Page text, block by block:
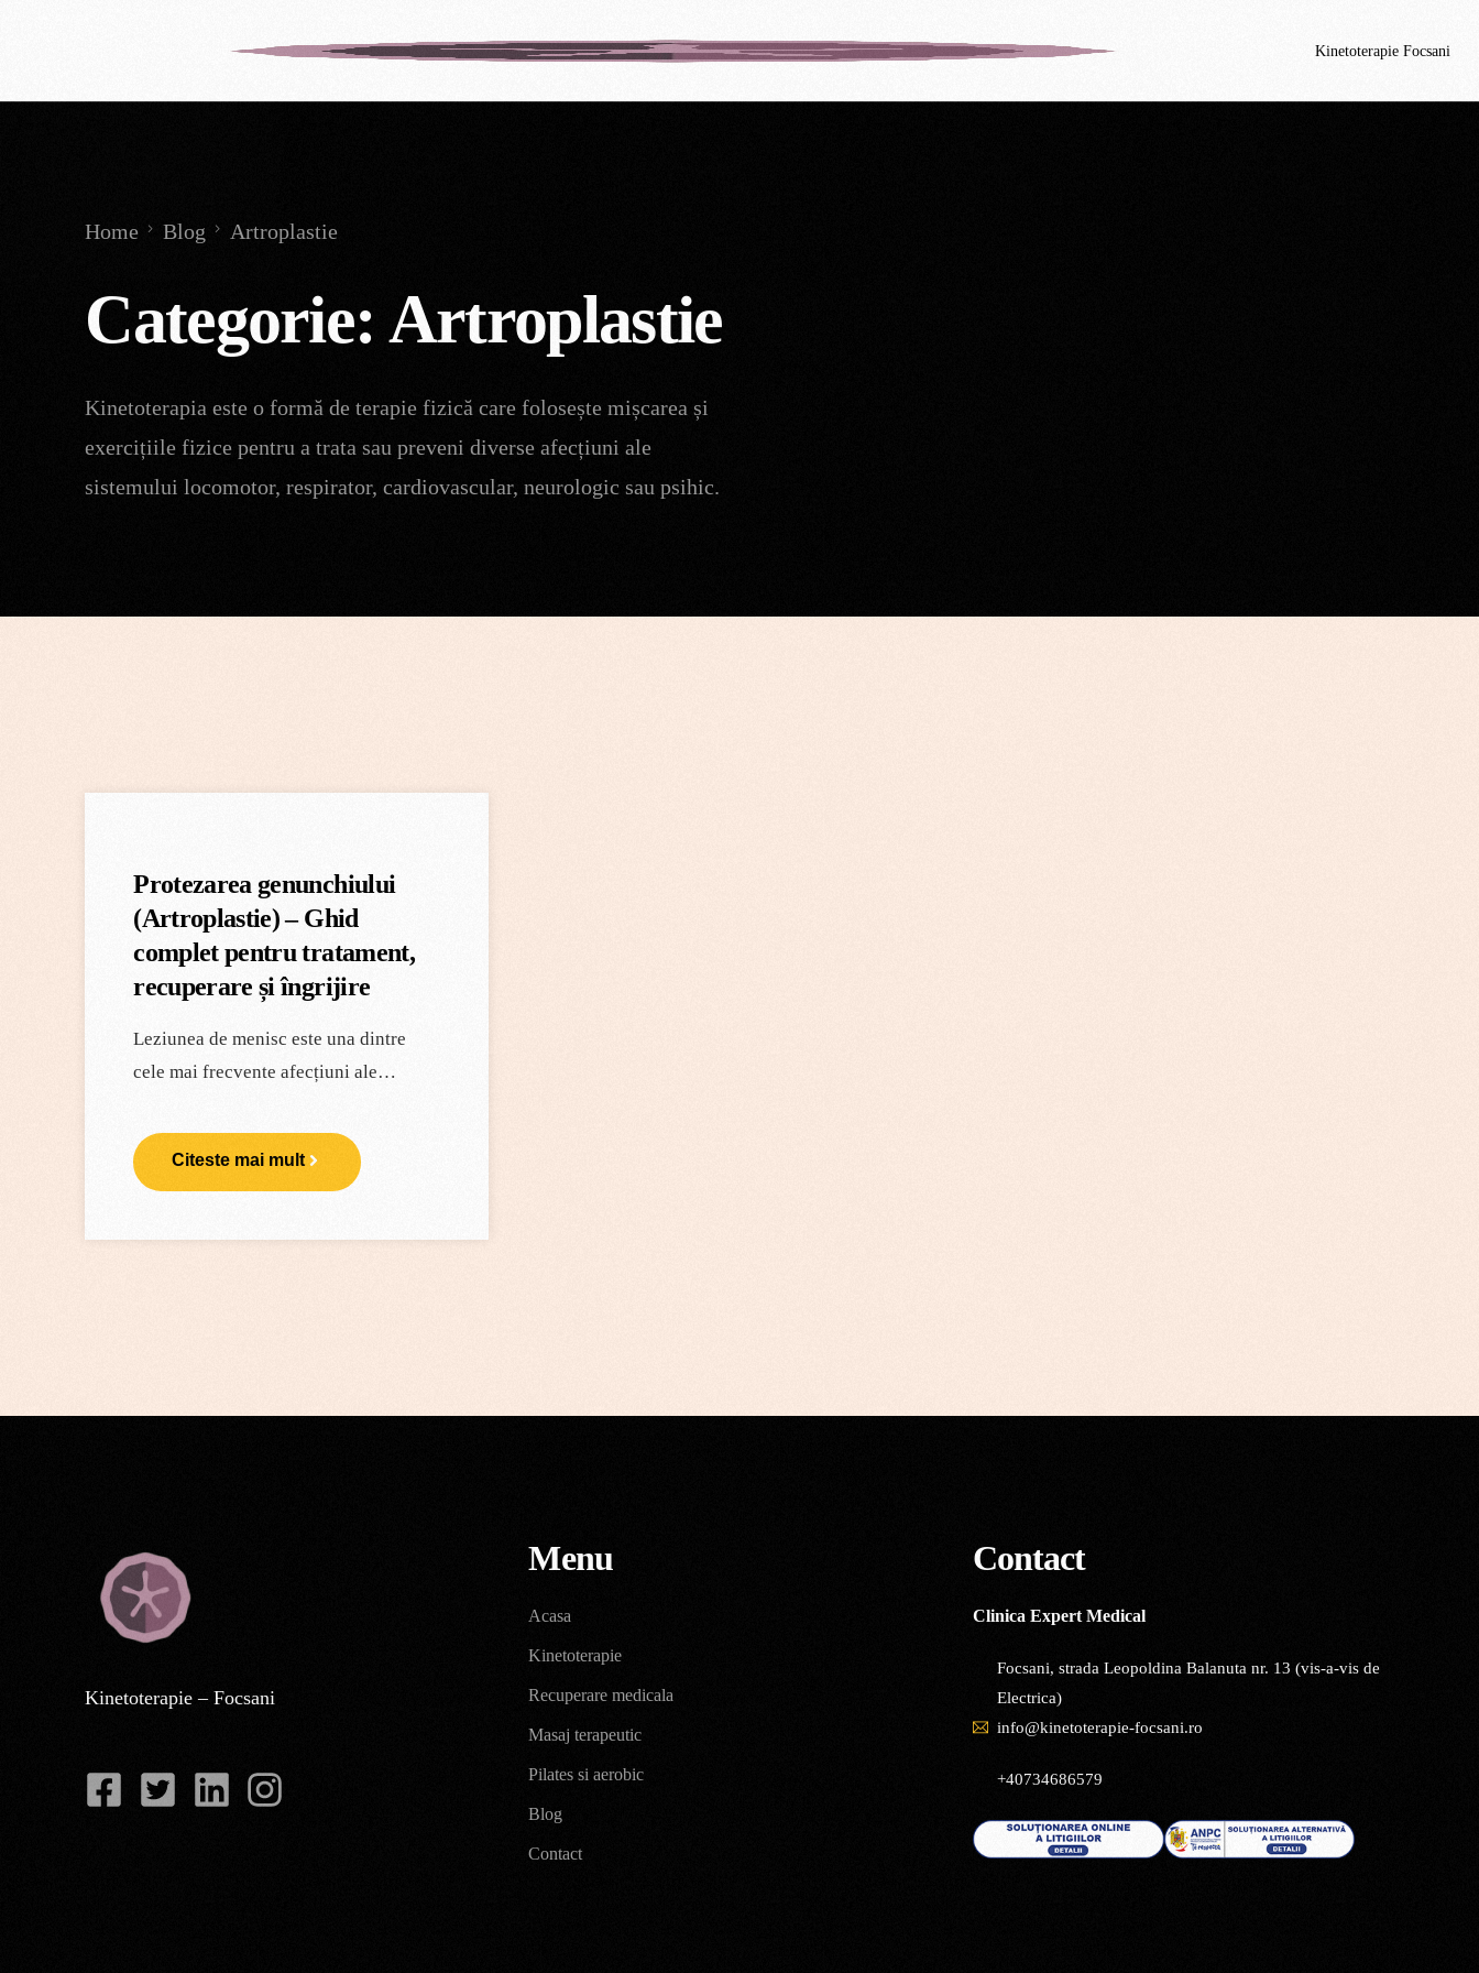
Kinetoterapie Focsani
Home Blog Artroplastie
Categorie: Artroplastie
Kinetoterapia este o formă de terapie fizică care folosește mișcarea și
exercițiile fizice pentru a trata sau preveni diverse afecțiuni ale
sistemului locomotor, respirator, cardiovascular, neurologic sau psihic.
Protezarea genunchiului
(Artroplastie) – Ghid
complet pentru tratament,
recuperare și îngrijire
Leziunea de menisc este una dintre
cele mai frecvente afecțiuni ale…
Citeste mai mult
Kinetoterapie – Focsani
Menu
Acasa
Kinetoterapie
Recuperare medicala
Masaj terapeutic
Pilates si aerobic
Blog
Contact
Contact
Clinica Expert Medical
Focsani, strada Leopoldina Balanuta nr. 13 (vis-a-vis de
Electrica)
info@kinetoterapie-focsani.ro
+40734686579